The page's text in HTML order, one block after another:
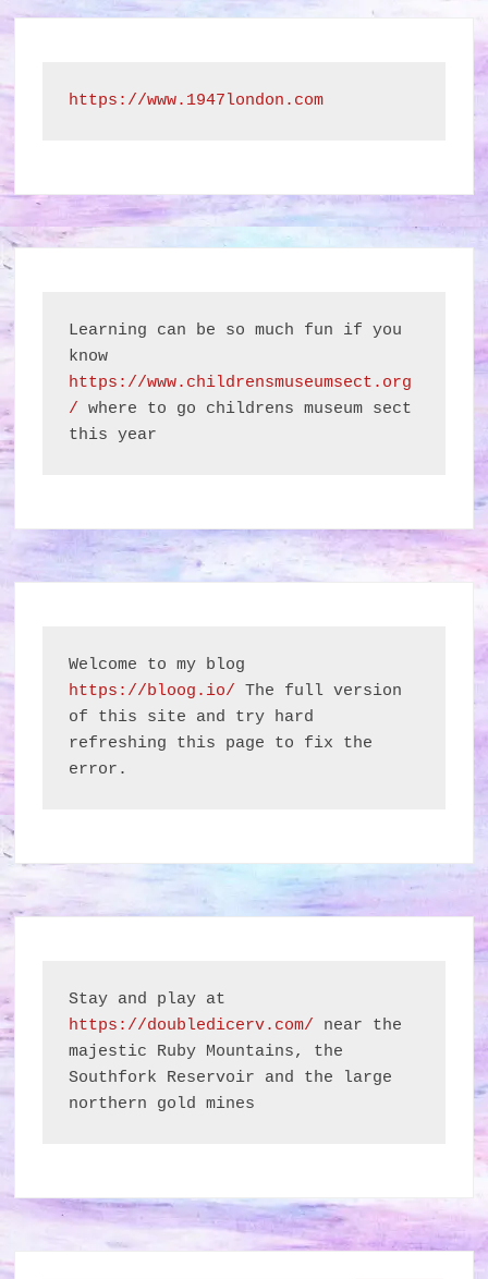
https://www.1947london.com
Learning can be so much fun if you
https://www.childrensmuseumsect.org
/ where to go childrens museum sect
this year
https://bloog.io/ The full version
of this site and try hard
refreshing this page to fix the
error.
https://doubledicerv.com/ near the
majestic Ruby Mountains, the
Southfork Reservoir and the large
northern gold mines